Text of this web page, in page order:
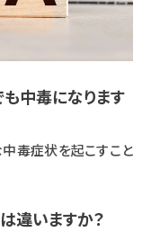
中毒になります
毒症状を起こすこと
違いますか？